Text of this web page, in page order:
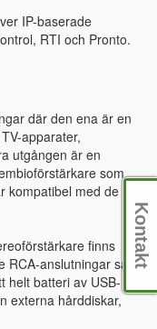
IP-baserade
RTI och Pronto.
där den ena är en
apparater,
utgången är en
som
kompatibel med de
finns
RCA-anslutningar samt
helt batteri av USB-
externa hårddiskar,
Kontakt